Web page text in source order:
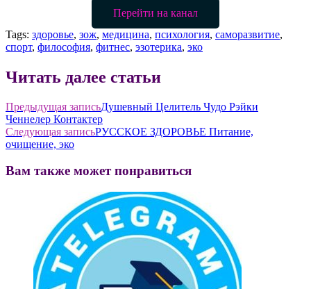
Перейти на канал
Tags: здоровье, зож, медицина, психология, саморазвитие,
спорт, философия, фитнес, эзотерика, эко
Читать далее статьи
Предыдущая записьДушевный Целитель Чудо Рэйки
Ченнелер Контактер
Следующая записьРУССКОЕ ЗДОРОВЬЕ Питание,
очищение, эко
Вам также может понравиться